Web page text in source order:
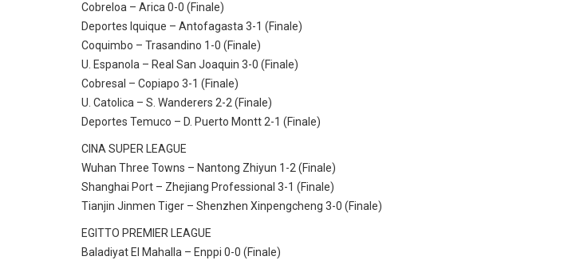
Cobreloa – Arica 0-0 (Finale)
Deportes Iquique – Antofagasta 3-1 (Finale)
Coquimbo – Trasandino 1-0 (Finale)
U. Espanola – Real San Joaquin 3-0 (Finale)
Cobresal – Copiapo 3-1 (Finale)
U. Catolica – S. Wanderers 2-2 (Finale)
Deportes Temuco – D. Puerto Montt 2-1 (Finale)
CINA SUPER LEAGUE
Wuhan Three Towns – Nantong Zhiyun 1-2 (Finale)
Shanghai Port – Zhejiang Professional 3-1 (Finale)
Tianjin Jinmen Tiger – Shenzhen Xinpengcheng 3-0 (Finale)
EGITTO PREMIER LEAGUE
Baladiyat El Mahalla – Enppi 0-0 (Finale)